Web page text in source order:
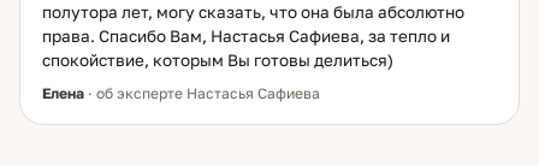
полутора лет, могу сказать, что она была абсолютно
права. Спасибо Вам, Настасья Сафиева, за тепло и
спокойствие, которым Вы готовы делиться)
Елена · об эксперте Настасья Сафиева